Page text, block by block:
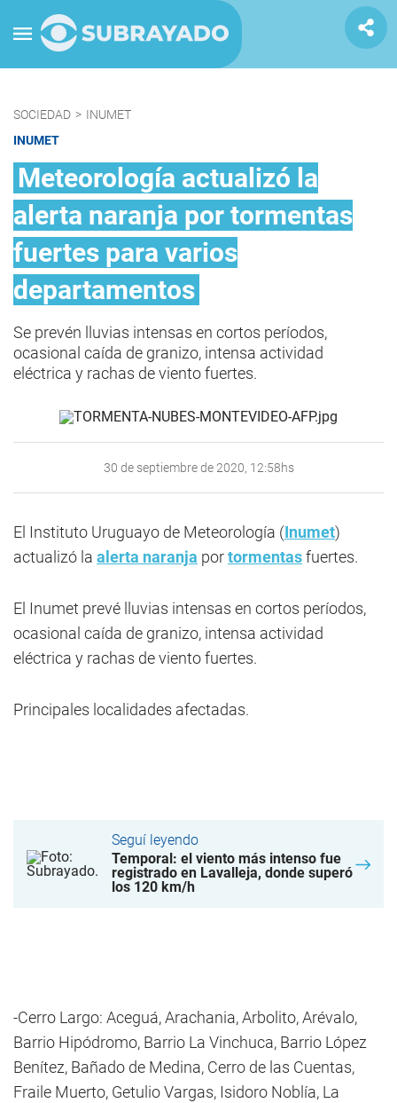
SOCIEDAD > INUMET
INUMET
Meteorología actualizó la
alerta naranja por tormentas
fuertes para varios
departamentos
Se prevén lluvias intensas en cortos períodos,
ocasional caída de granizo, intensa actividad
eléctrica y rachas de viento fuertes.
30 de septiembre de 2020, 12:58hs
El Instituto Uruguayo de Meteorología (Inumet)
actualizó la alerta naranja portormentasfuertes.
El Inumet prevé lluvias intensas en cortos períodos,
ocasional caída de granizo, intensa actividad
eléctrica y rachas de viento fuertes.
Principales localidades afectadas.
Seguí leyendo
Temporal: el viento más intenso fue
registrado en Lavalleja, donde superó
los 120 km/h
-Cerro Largo: Aceguá, Arachania, Arbolito, Arévalo,
Barrio Hipódromo, Barrio La Vinchuca, Barrio López
Benítez, Bañado de Medina, Cerro de las Cuentas,
Fraile Muerto, Getulio Vargas, Isidoro Noblía, La